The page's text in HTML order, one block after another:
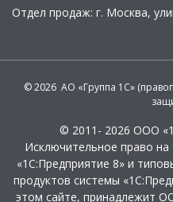
Отдел продаж: г. Москва,
© 2026 АО «Группа 1С»
© 2011- 2026 ООО
Исключительное право
«1С:Предприятие 8» и
продуктов системы
этом сайте, принадлежит